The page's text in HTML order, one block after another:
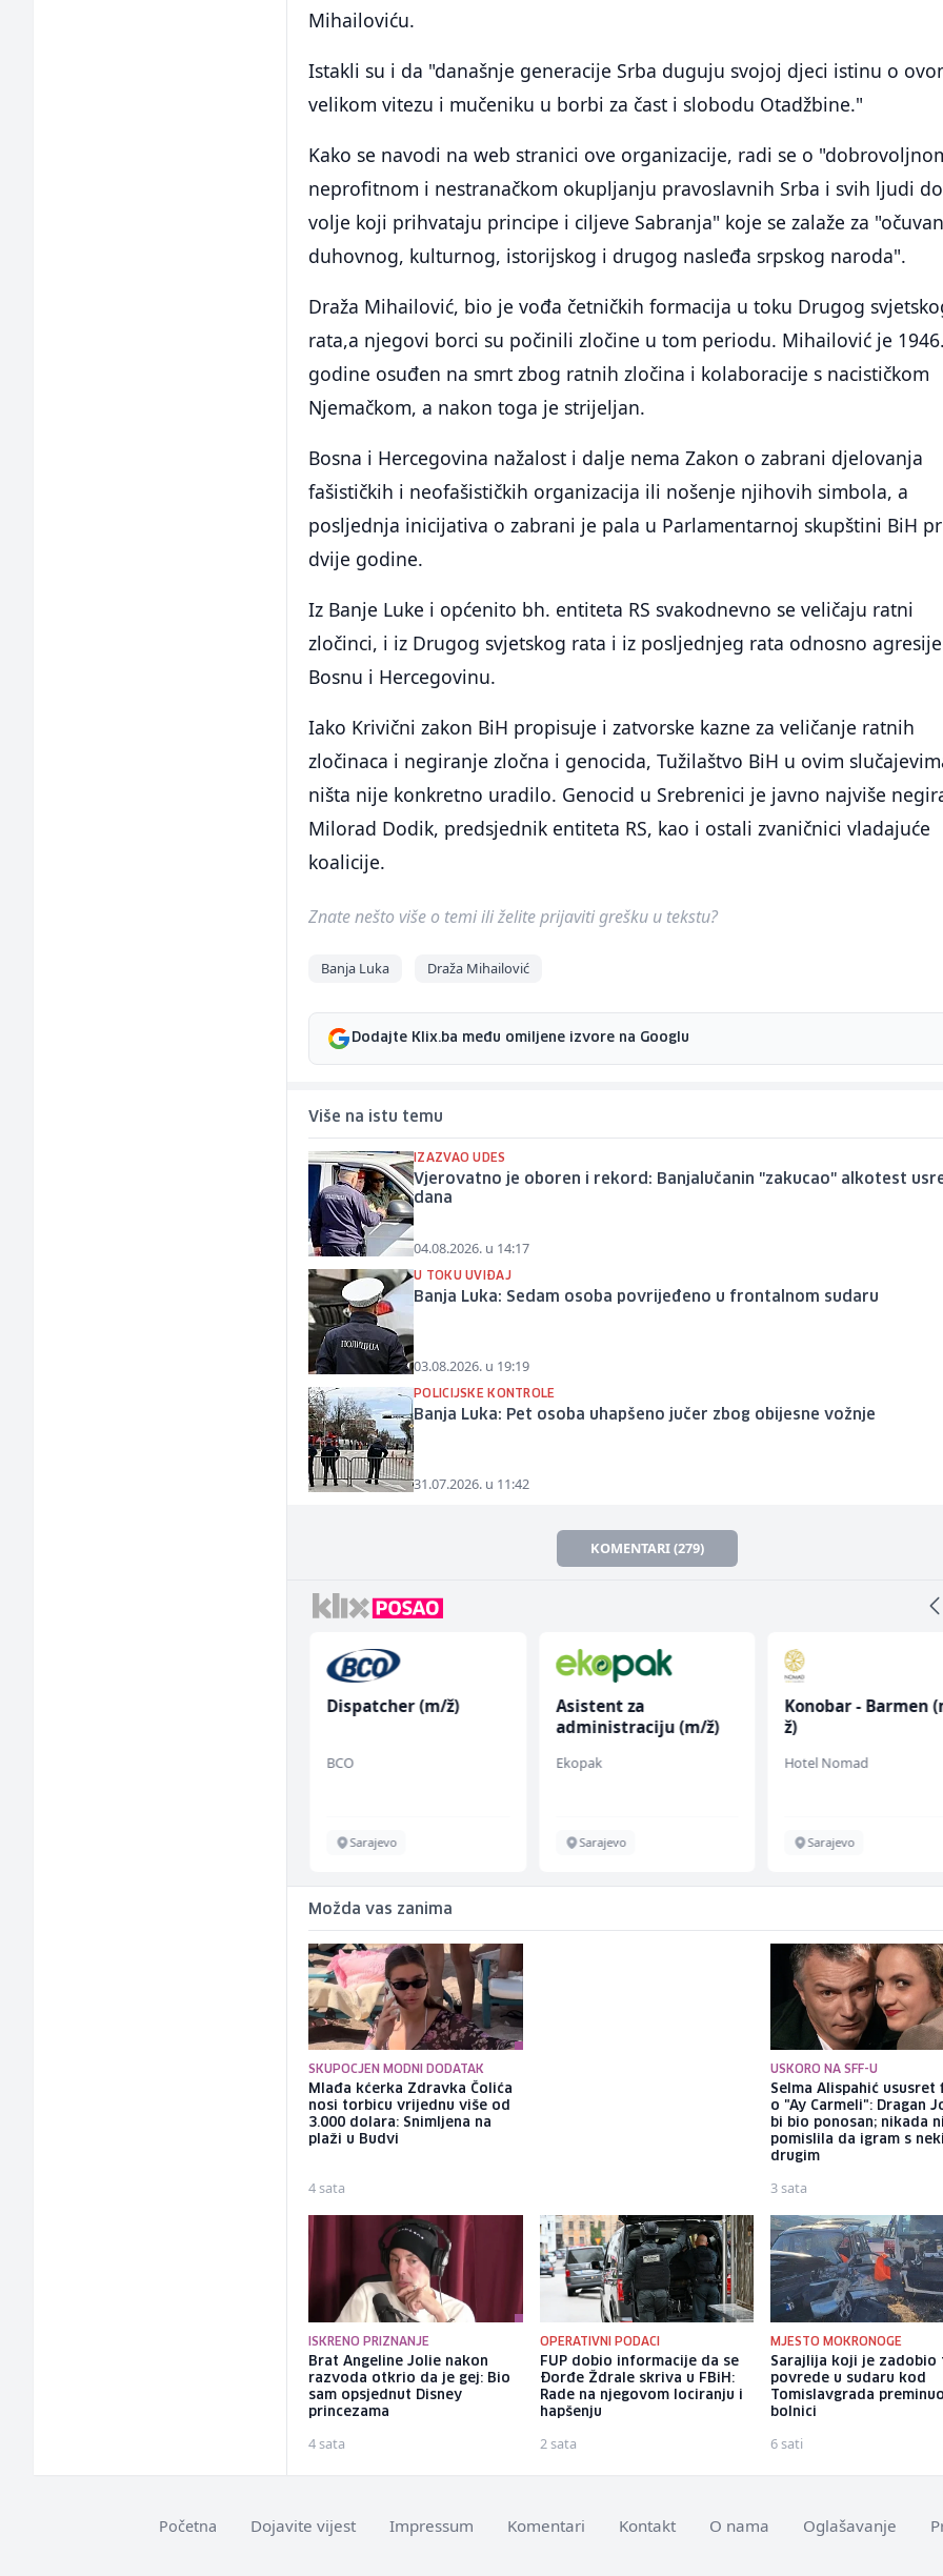
Mihailoviću.
Istakli su i da "današnje generacije Srba duguju svojoj djeci istinu o
velikom vitezu i mučeniku u borbi za čast i slobodu Otadžbine."
Kako se navodi na web stranici ove organizacije, radi se o
neprofitnom i nestranačkom okupljanju pravoslavnih Srba i svih ljudi
volje koji prihvataju principe i ciljeve Sabranja" koje se zalaže za
duhovnog, kulturnog, istorijskog i drugog nasleđa srpskog naroda".
Draža Mihailović, bio je vođa četničkih formacija u toku Drugog
rata,a njegovi borci su počinili zločine u tom periodu. Mihailović je
godine osuđen na smrt zbog ratnih zločina i kolaboracije s nacističkom
Njemačkom, a nakon toga je strijeljan.
Bosna i Hercegovina nažalost i dalje nema Zakon o zabrani djelovanja
fašističkih i neofašističkih organizacija ili nošenje njihovih simbola, a
posljednja inicijativa o zabrani je pala u Parlamentarnoj skupštini BiH
dvije godine.
Iz Banje Luke i općenito bh. entiteta RS svakodnevno se veličaju ratni
zločinci, i iz Drugog svjetskog rata i iz posljednjeg rata odnosno
Bosnu i Hercegovinu.
Iako Krivični zakon BiH propisuje i zatvorske kazne za veličanje ratnih
zločinaca i negiranje zločna i genocida, Tužilaštvo BiH u ovim
ništa nije konkretno uradilo. Genocid u Srebrenici je javno najviše
Milorad Dodik, predsjednik entiteta RS, kao i ostali zvaničnici vladajuće
koalicije.
Znate nešto više o temi ili želite prijaviti grešku u tekstu?
Banja Luka Draža Mihailović
Dodajte Klix.ba među omiljene izvore na Googlu
Više na istu temu
IZAZVAO UDES
Vjerovatno je oboren i rekord: Banjalučanin "zakucao" alkotest
dana
04.08.2026. u 14:17
U TOKU UVIĐAJ
Banja Luka: Sedam osoba povrijeđeno u frontalnom sudaru
03.08.2026. u 19:19
POLICIJSKE KONTROLE
Banja Luka: Pet osoba uhapšeno jučer zbog obijesne vožnje
31.07.2026. u 11:42
KOMENTARI (279)
Dispatcher (m/ž)
BCO
Sarajevo
Asistent za
administraciju (m/ž)
Ekopak
Sarajevo
Konobar - Barmen
ž)
Hotel Nomad
Sarajevo
Možda vas zanima
SKUPOCJEN MODNI DODATAK
Mlađa kćerka Zdravka Čolića
nosi torbicu vrijednu više od
3.000 dolara: Snimljena na
plaži u Budvi
4 sata
USKORO NA SFF-U
Selma Alispahić ususret
o "Ay Carmeli": Dragan
bi bio ponosan; nikada
pomislila da igram s
drugim
3 sata
ISKRENO PRIZNANJE
Brat Angeline Jolie nakon
razvoda otkrio da je gej: Bio
sam opsjednut Disney
princezama
4 sata
OPERATIVNI PODACI
FUP dobio informacije da se
Đorđe Ždrale skriva u FBiH:
Rade na njegovom lociranju i
hapšenju
2 sata
MJESTO MOKRONOGE
Sarajlija koji je zadobio
povrede u sudaru kod
Tomislavgrada
bolnici
6 sati
Početna Dojavite vijest Impressum Komentari Kontakt O nama Oglašavanje